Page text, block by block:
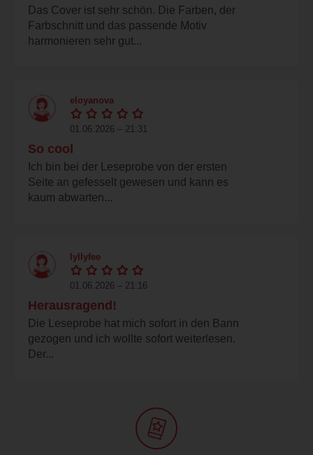
Das Cover ist sehr schön. Die Farben, der
Farbschnitt und das passende Motiv
harmonieren sehr gut...
eloyanova
01.06.2026 – 21:31
So cool
Ich bin bei der Leseprobe von der ersten
Seite an gefesselt gewesen und kann es
kaum abwarten...
lyllyfee
01.06.2026 – 21:16
Herausragend!
Die Leseprobe hat mich sofort in den Bann
gezogen und ich wollte sofort weiterlesen.
Der...